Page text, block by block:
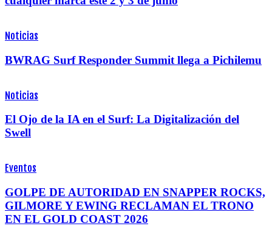
Noticias
BWRAG Surf Responder Summit llega a Pichilemu
Noticias
El Ojo de la IA en el Surf: La Digitalización del
Swell
Eventos
GOLPE DE AUTORIDAD EN SNAPPER ROCKS,
GILMORE Y EWING RECLAMAN EL TRONO
EN EL GOLD COAST 2026